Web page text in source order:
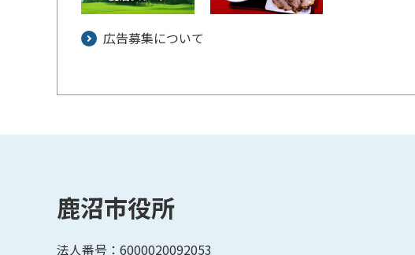
広告募集について
鹿沼市役所
法人番号：6000020092053